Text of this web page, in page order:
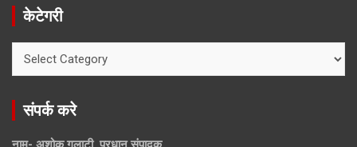
केटेगरी
संपर्क करे